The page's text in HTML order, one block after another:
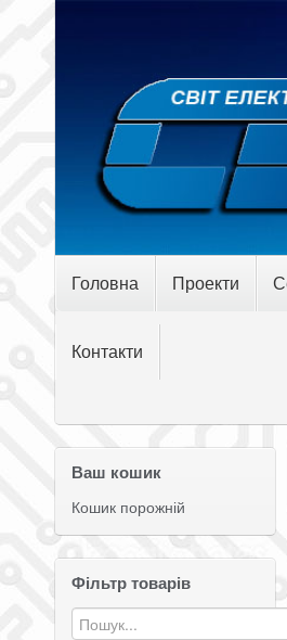
Головна Проекти
Контакти
Ваш кошик
Кошик порожній
Фільтр товарів